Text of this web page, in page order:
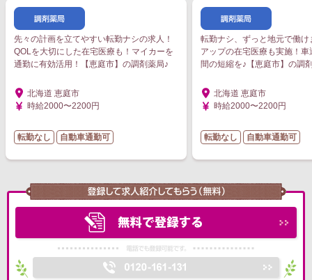
先々の計画を立てやすい転勤ナシの求人！
QOLを大切にした在宅医療も！マイカーを
通勤に有効活用！【恵庭市】の調剤薬局♪
北海道 恵庭市
時給2000〜2200円
転勤なし 自動車通勤可
転勤ナシ、ずっと地元で働け
アップの在宅医療も実施！車
間の短縮を♪【恵庭市】の調
北海道 恵庭市
時給2000〜2200円
転勤なし 自動車通勤可